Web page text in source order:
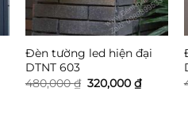
Đèn tường led hiện đại
DTNT 603
480,000₫ Giá
gốc
320,000₫Giá
hiện